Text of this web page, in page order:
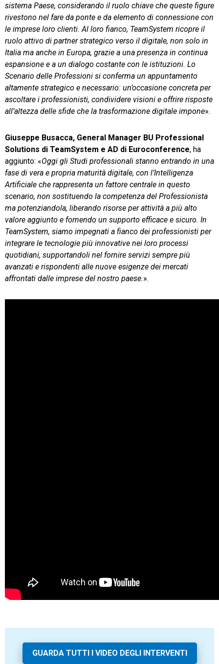
sistema Paese, considerando il ruolo chiave che queste figure
rivestono nel fare da ponte e da elemento di connessione con
le imprese loro clienti. Al loro fianco, TeamSystem ricopre il
ruolo attivo di partner strategico verso il digitale, non solo in
Italia ma anche in Europa, grazie a una presenza in continua
espansione e a un dialogo costante con le istituzioni. Lo
Scenario delle Professioni si conferma un appuntamento
altamente strategico e necessario: un’occasione concreta per
ascoltare i professionisti, condividere visioni e offrire risposte
all’altezza delle sfide che la trasformazione digitale impone».
Giuseppe Busacca, General Manager BU Professional
Solutions di TeamSystem e AD di Euroconference, ha
aggiunto: «Oggi gli Studi professionali stanno entrando in una
fase di vera e propria maturità digitale, con l’Intelligenza
Artificiale che rappresenta un fattore centrale in questo
scenario, non sostituendo la competenza del Professionista
ma potenziandola, liberando risorse per attività a più alto
valore aggiunto e fornendo un supporto efficace e sicuro. In
TeamSystem, siamo impegnati a fianco dei professionisti per
integrare le tecnologie più innovative nei loro processi
quotidiani, supportandoli nel fornire servizi sempre più
avanzati e rispondenti alle nuove esigenze dei mercati
affrontati dalle imprese del nostro paese.».
GUARDA TUTTI I VIDEO DEGLI INTERVENTI